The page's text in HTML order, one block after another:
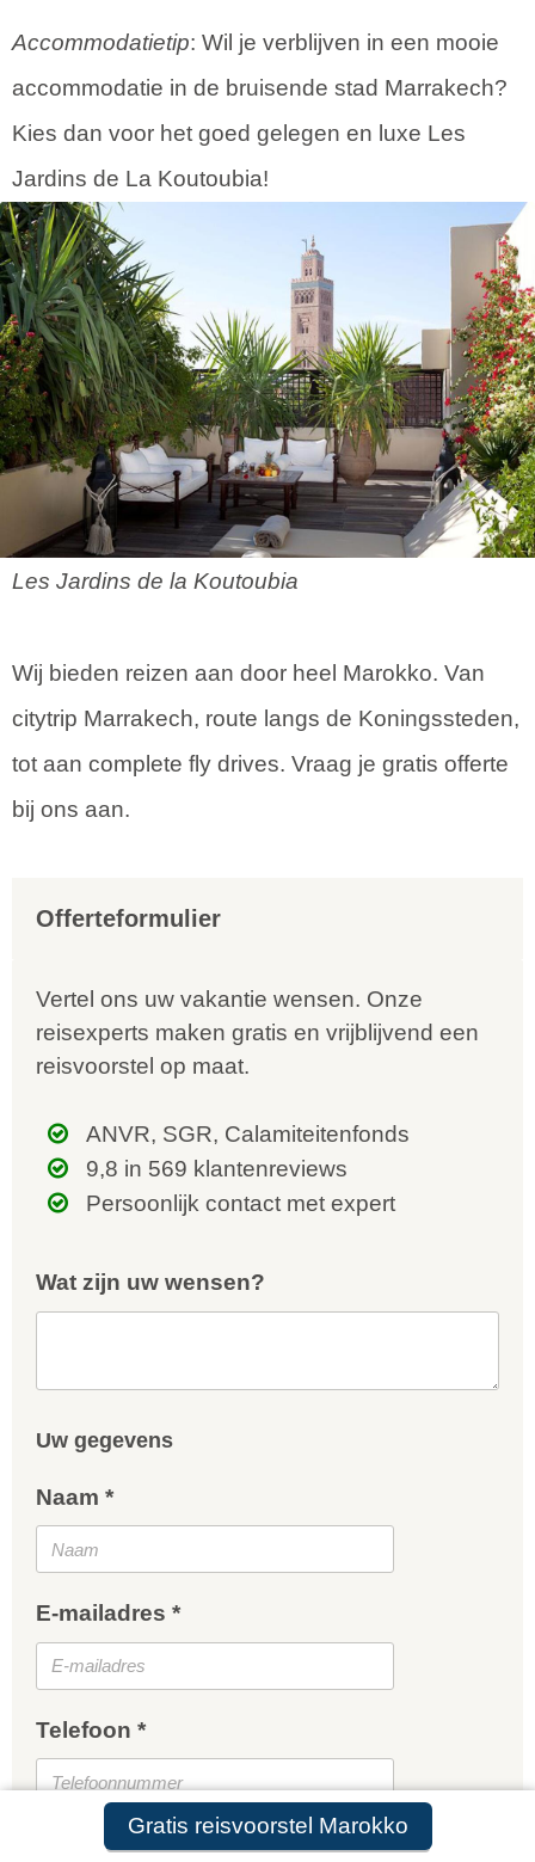
Gratis reisvoorstel Marokko
Accommodatietip: Wil je verblijven in een mooie
accommodatie in de bruisende stad Marrakech?
Kies dan voor het goed gelegen en luxe Les
Jardins de La Koutoubia!
Les Jardins de la Koutoubia
Wij bieden reizen aan door heel Marokko. Van
citytrip Marrakech, route langs de Koningssteden,
tot aan complete fly drives. Vraag je gratis offerte
bij ons aan.
Offerteformulier
Vertel ons uw vakantie wensen. Onze
reisexperts maken gratis en vrijblijvend een
reisvoorstel op maat.
ANVR, SGR, Calamiteitenfonds
9,8 in 569 klantenreviews
Persoonlijk contact met expert
Wat zijn uw wensen?
Uw gegevens
Naam *
E-mailadres *
Telefoon *